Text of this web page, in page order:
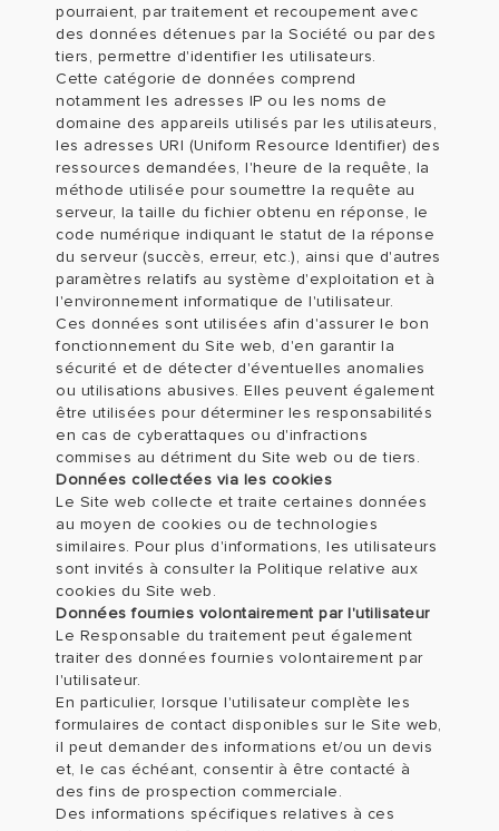
pourraient, par traitement et recoupement avec
des données détenues par la Société ou par des
tiers, permettre d'identifier les utilisateurs.
Cette catégorie de données comprend
notamment les adresses IP ou les noms de
domaine des appareils utilisés par les utilisateurs,
les adresses URI (Uniform Resource Identifier) des
ressources demandées, l'heure de la requête, la
méthode utilisée pour soumettre la requête au
serveur, la taille du fichier obtenu en réponse, le
code numérique indiquant le statut de la réponse
du serveur (succès, erreur, etc.), ainsi que d'autres
paramètres relatifs au système d'exploitation et à
l'environnement informatique de l'utilisateur.
Ces données sont utilisées afin d'assurer le bon
fonctionnement du Site web, d'en garantir la
sécurité et de détecter d'éventuelles anomalies
ou utilisations abusives. Elles peuvent également
être utilisées pour déterminer les responsabilités
en cas de cyberattaques ou d'infractions
commises au détriment du Site web ou de tiers.
Données collectées via les cookies
Le Site web collecte et traite certaines données
au moyen de cookies ou de technologies
similaires. Pour plus d'informations, les utilisateurs
sont invités à consulter la Politique relative aux
cookies du Site web.
Données fournies volontairement par l'utilisateur
Le Responsable du traitement peut également
traiter des données fournies volontairement par
l'utilisateur.
En particulier, lorsque l'utilisateur complète les
formulaires de contact disponibles sur le Site web,
il peut demander des informations et/ou un devis
et, le cas échéant, consentir à être contacté à
des fins de prospection commerciale.
Des informations spécifiques relatives à ces